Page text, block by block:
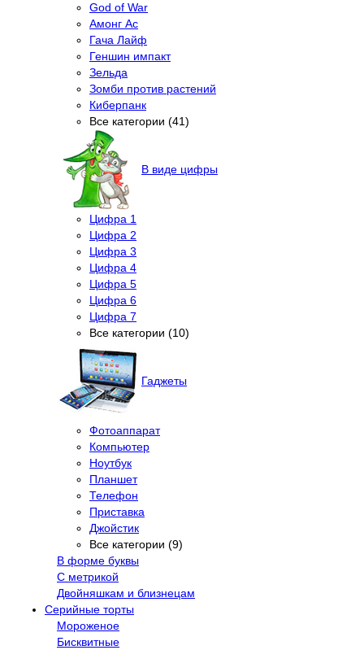
God of War
Амонг Ас
Гача Лайф
Геншин импакт
Зельда
Зомби против растений
Киберпанк
Все категории (41)
В виде цифры
Цифра 1
Цифра 2
Цифра 3
Цифра 4
Цифра 5
Цифра 6
Цифра 7
Все категории (10)
Гаджеты
Фотоаппарат
Компьютер
Ноутбук
Планшет
Телефон
Приставка
Джойстик
Все категории (9)
В форме буквы
С метрикой
Двойняшкам и близнецам
Серийные торты
Мороженое
Бисквитные